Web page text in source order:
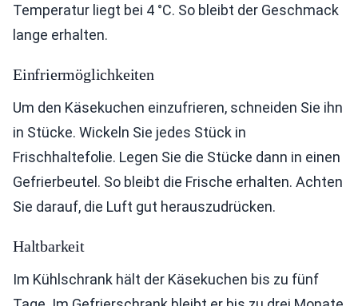
Temperatur liegt bei 4 °C. So bleibt der Geschmack
lange erhalten.
Einfriermöglichkeiten
Um den Käsekuchen einzufrieren, schneiden Sie ihn
in Stücke. Wickeln Sie jedes Stück in
Frischhaltefolie. Legen Sie die Stücke dann in einen
Gefrierbeutel. So bleibt die Frische erhalten. Achten
Sie darauf, die Luft gut herauszudrücken.
Haltbarkeit
Im Kühlschrank hält der Käsekuchen bis zu fünf